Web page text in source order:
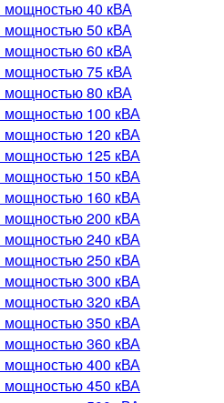
40 кВА
50 кВА
60 кВА
75 кВА
80 кВА
100 кВА
120 кВА
125 кВА
150 кВА
160 кВА
200 кВА
240 кВА
250 кВА
300 кВА
320 кВА
350 кВА
360 кВА
400 кВА
450 кВА